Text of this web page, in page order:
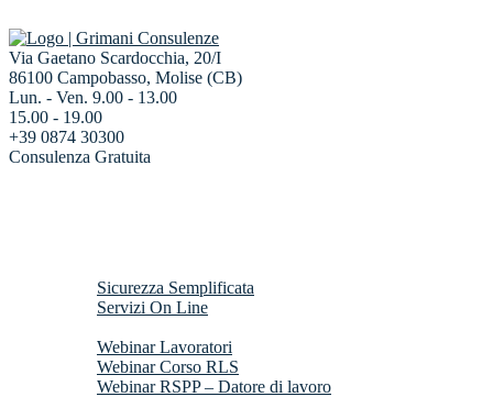
Via Gaetano Scardocchia, 20/I
86100 Campobasso, Molise (CB)
Lun. - Ven. 9.00 - 13.00
15.00 - 19.00
+39 0874 30300
Consulenza Gratuita
Sicurezza Semplificata
Servizi On Line
Webinar Lavoratori
Webinar Corso RLS
Webinar RSPP – Datore di lavoro